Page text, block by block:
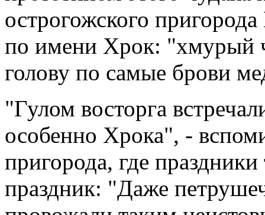
острогожского
по имени Хрок: "хмурый
голову по самые брови
"Гулом восторга
особенно Хрока", -
пригорода, где
праздник: "Даже